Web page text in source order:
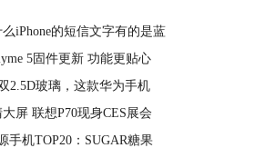
iPhone的短信文字有的是蓝
5固件更新 功能更贴心
2.5D玻璃，这款华为手机
屏 联想P70现身CES展会
手机TOP20：SUGAR糖果